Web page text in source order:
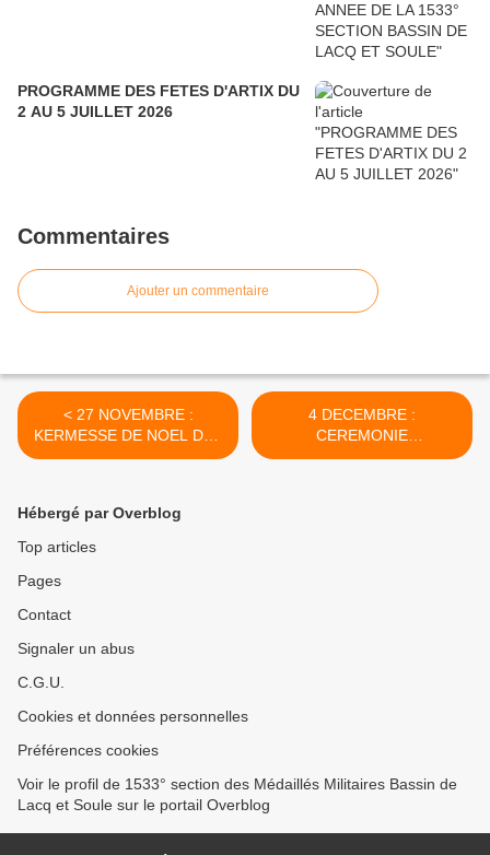
PROGRAMME DES FETES D'ARTIX DU
2 AU 5 JUILLET 2026
Commentaires
Ajouter un commentaire
< 27 NOVEMBRE :
KERMESSE DE NOEL DES
DAMES D'ENTRAIDE 26 -
4 DECEMBRE :
CEREMONIE
COMMEMORATIVE DE LA
Hébergé par Overblog
Top articles
Pages
Contact
Signaler un abus
C.G.U.
Cookies et données personnelles
Préférences cookies
Voir le profil de 1533° section des Médaillés Militaires Bassin de
Lacq et Soule sur le portail Overblog